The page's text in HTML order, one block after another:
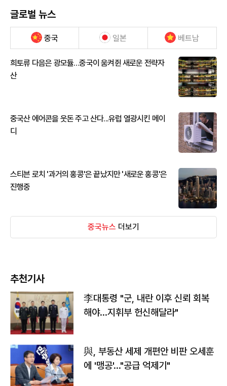
글로벌 뉴스
중국 일본 베트남
희토류 다음은 광모듈…중국이 움켜쥔 새로운 전략자
산
중국산 에어콘을 웃돈 주고 산다...유럽 열광시킨 메이
디
스티븐 로치 '과거의 홍콩'은 끝났지만 '새로운 홍콩'은
진행중
중국뉴스 더보기
추천기사
李대통령 "군, 내란 이후 신뢰 회복
해야…지휘부 헌신해달라"
與, 부동산 세제 개편안 비판 오세훈
에 '맹공'…"공급 억제기"